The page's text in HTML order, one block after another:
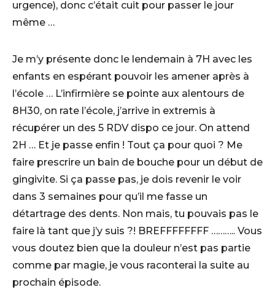
urgence), donc c’était cuit pour passer le jour
même …
Je m’y présente donc le lendemain à 7H avec les
enfants en espérant pouvoir les amener après à
l’école … L’infirmière se pointe aux alentours de
8H30, on rate l’école, j’arrive in extremis à
récupérer un des 5 RDV dispo ce jour. On attend
2H … Et je passe enfin ! Tout ça pour quoi ? Me
faire prescrire un bain de bouche pour un début de
gingivite. Si ça passe pas, je dois revenir le voir
dans 3 semaines pour qu’il me fasse un
détartrage des dents. Non mais, tu pouvais pas le
faire là tant que j’y suis ?! BREFFFFFFFF ……….. Vous
vous doutez bien que la douleur n’est pas partie
comme par magie, je vous raconterai la suite au
prochain épisode.